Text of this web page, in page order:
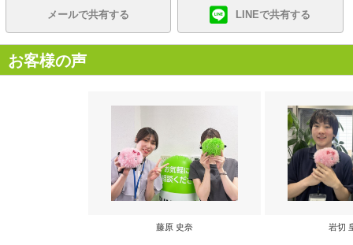
メールで共有する LINEで共有する
お客様の声
藤原 史奈 岩切